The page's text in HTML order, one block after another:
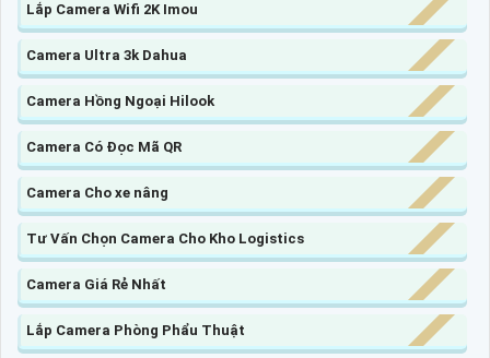
Lắp Camera Wifi 2K Imou
Camera Ultra 3k Dahua
Camera Hồng Ngoại Hilook
Camera Có Đọc Mã QR
Camera Cho xe nâng
Tư Vấn Chọn Camera Cho Kho Logistics
Camera Giá Rẻ Nhất
Lắp Camera Phòng Phẩu Thuật